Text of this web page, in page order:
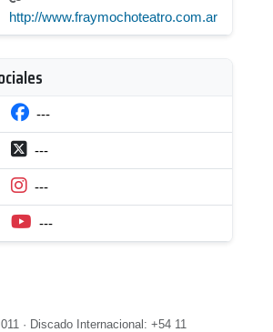
http://www.fraymochoteatro.com.ar
---
---
---
---
· Discado Internacional: +54 11